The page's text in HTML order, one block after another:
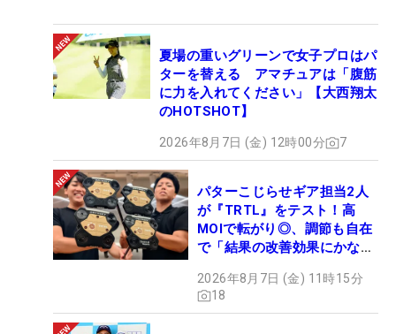
夏場の重いグリーンで女子プロはパ
ターを替える アマチュアは「腹筋
に力を入れてください」【大西翔太
のHOTSHOT】
2026年8月7日 (金) 12時00分 7
パターこじらせギア担当2人
が『TRTL』をテスト！高
MOIで転がり◎、調節も自在
で「結果の改善効果にかなり
2026年8月7日 (金) 11時15分
18